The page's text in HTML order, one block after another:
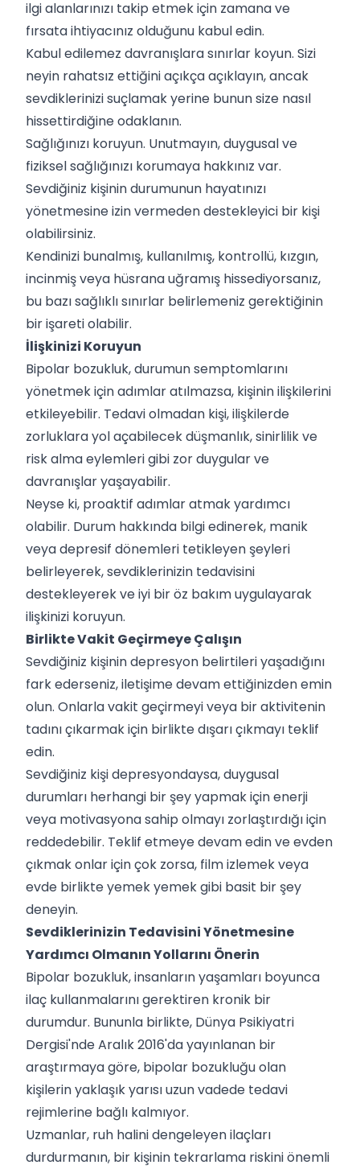
ilgi alanlarınızı takip etmek için zamana ve
fırsata ihtiyacınız olduğunu kabul edin.
Kabul edilemez davranışlara sınırlar koyun. Sizi
neyin rahatsız ettiğini açıkça açıklayın, ancak
sevdiklerinizi suçlamak yerine bunun size nasıl
hissettirdiğine odaklanın.
Sağlığınızı koruyun. Unutmayın, duygusal ve
fiziksel sağlığınızı korumaya hakkınız var.
Sevdiğiniz kişinin durumunun hayatınızı
yönetmesine izin vermeden destekleyici bir kişi
olabilirsiniz.
Kendinizi bunalmış, kullanılmış, kontrollü, kızgın,
incinmiş veya hüsrana uğramış hissediyorsanız,
bu bazı sağlıklı sınırlar belirlemeniz gerektiğinin
bir işareti olabilir.
İlişkinizi Koruyun
Bipolar bozukluk, durumun semptomlarını
yönetmek için adımlar atılmazsa, kişinin ilişkilerini
etkileyebilir. Tedavi olmadan kişi, ilişkilerde
zorluklara yol açabilecek düşmanlık, sinirlilik ve
risk alma eylemleri gibi zor duygular ve
davranışlar yaşayabilir.
Neyse ki, proaktif adımlar atmak yardımcı
olabilir. Durum hakkında bilgi edinerek, manik
veya depresif dönemleri tetikleyen şeyleri
belirleyerek, sevdiklerinizin tedavisini
destekleyerek ve iyi bir öz bakım uygulayarak
ilişkinizi koruyun.
Birlikte Vakit Geçirmeye Çalışın
Sevdiğiniz kişinin depresyon belirtileri yaşadığını
fark ederseniz, iletişime devam ettiğinizden emin
olun. Onlarla vakit geçirmeyi veya bir aktivitenin
tadını çıkarmak için birlikte dışarı çıkmayı teklif
edin.
Sevdiğiniz kişi depresyondaysa, duygusal
durumları herhangi bir şey yapmak için enerji
veya motivasyona sahip olmayı zorlaştırdığı için
reddedebilir. Teklif etmeye devam edin ve evden
çıkmak onlar için çok zorsa, film izlemek veya
evde birlikte yemek yemek gibi basit bir şey
deneyin.
Sevdiklerinizin Tedavisini Yönetmesine
Yardımcı Olmanın Yollarını Önerin
Bipolar bozukluk, insanların yaşamları boyunca
ilaç kullanmalarını gerektiren kronik bir
durumdur. Bununla birlikte, Dünya Psikiyatri
Dergisi'nde Aralık 2016'da yayınlanan bir
araştırmaya göre, bipolar bozukluğu olan
kişilerin yaklaşık yarısı uzun vadede tedavi
rejimlerine bağlı kalmıyor.
Uzmanlar, ruh halini dengeleyen ilaçları
durdurmanın, bir kişinin tekrarlama riskini önemli